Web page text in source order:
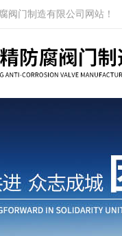
阀门制造有限公司网站！